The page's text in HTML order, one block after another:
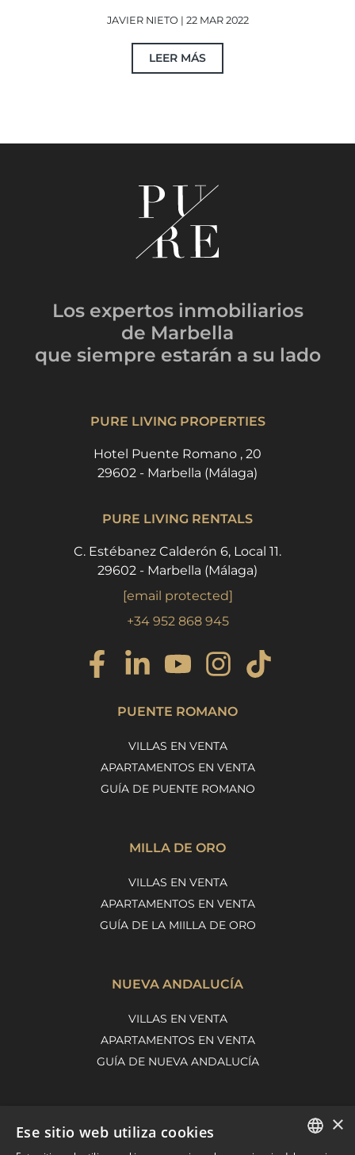
JAVIER NIETO | 22 MAR 2022
LEER MÁS
Los expertos inmobiliarios
de Marbella
que siempre estarán a su lado
PURE LIVING PROPERTIES
Hotel Puente Romano , 20
29602 - Marbella (Málaga)
PURE LIVING RENTALS
C. Estébanez Calderón 6, Local 11.
29602 - Marbella (Málaga)
[email protected]
+34 952 868 945
PUENTE ROMANO
VILLAS EN VENTA
APARTAMENTOS EN VENTA
GUÍA DE PUENTE ROMANO
MILLA DE ORO
VILLAS EN VENTA
APARTAMENTOS EN VENTA
GUÍA DE LA MIILLA DE ORO
NUEVA ANDALUCÍA
VILLAS EN VENTA
APARTAMENTOS EN VENTA
GUÍA DE NUEVA ANDALUCÍA
×
Ese sitio web utiliza cookies